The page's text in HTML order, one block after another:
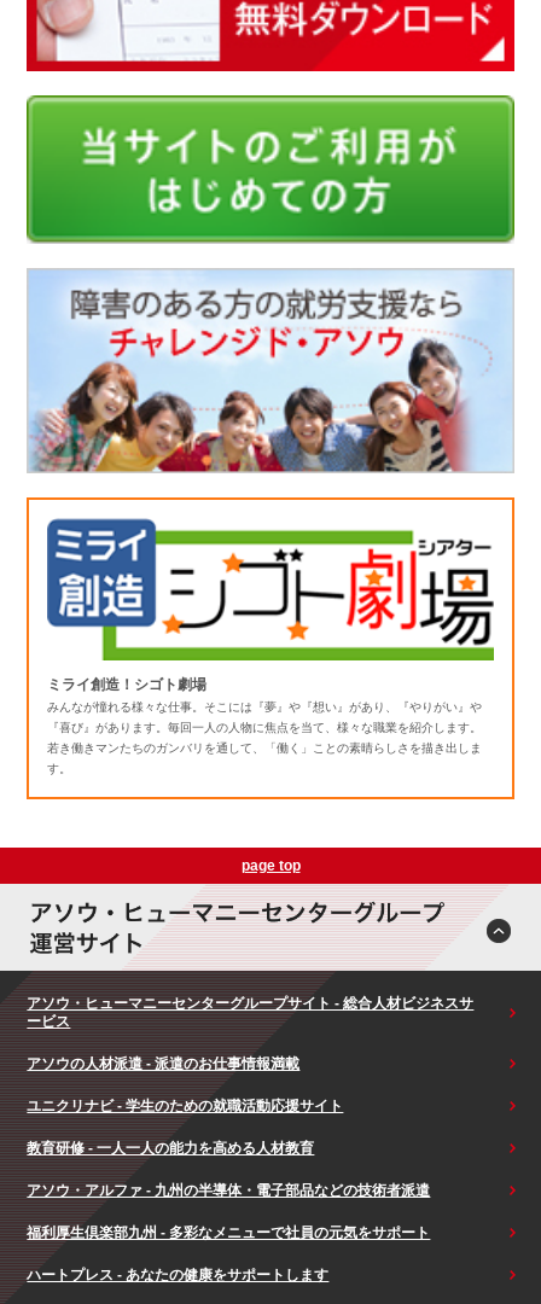
ミライ創造！シゴト劇場
みんなが憧れる様々な仕事。そこには『夢』や『想い』があり、『やりがい』や
『喜び』があります。毎回一人の人物に焦点を当て、様々な職業を紹介します。
若き働きマンたちのガンバリを通して、「働く」ことの素晴らしさを描き出しま
す。
page top
アソウ・ヒューマニーセンターグループサイト - 総合人材ビジネスサ
ービス
アソウの人材派遣 - 派遣のお仕事情報満載
ユニクリナビ - 学生のための就職活動応援サイト
教育研修 - 一人一人の能力を高める人材教育
アソウ・アルファ - 九州の半導体・電子部品などの技術者派遣
福利厚生倶楽部九州 - 多彩なメニューで社員の元気をサポート
ハートプレス - あなたの健康をサポートします